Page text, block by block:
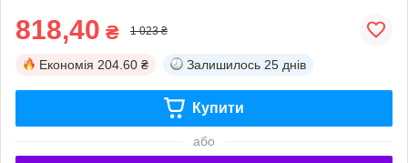
818,40 ₴ 1 023 ₴
Економія 204.60 ₴ Залишилось 25 днів
Купити
або